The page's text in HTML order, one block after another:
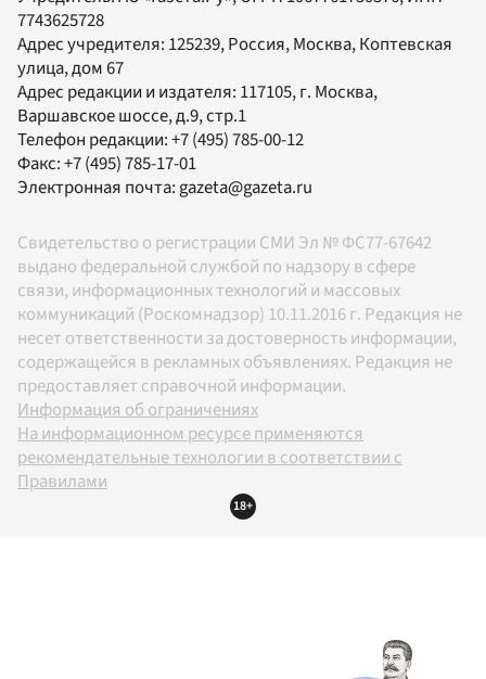
7743625728
Адрес учредителя: 125239, Россия, Москва, Коптевская
улица, дом 67
Адрес редакции и издателя: 117105, г. Москва,
Варшавское шоссе, д.9, стр.1
Телефон редакции:+7 (495) 785-00-12
Факс:+7 (495) 785-17-01
Электронная почта: gazeta@gazeta.ru
Свидетельство о регистрации СМИ Эл № ФС77-67642
выдано федеральной службой по надзору в сфере
связи, информационных технологий и массовых
коммуникаций (Роскомнадзор) 10.11.2016 г. Редакция не
несет ответственности за достоверность информации,
содержащейся в рекламных объявлениях. Редакция не
предоставляет справочной информации.
Информация об ограничениях
На информационном ресурсе применяются
рекомендательные технологии в соответствии с
Правилами
18+